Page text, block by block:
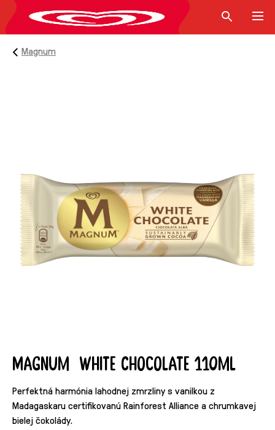
Magnum
Magnum White Chocolate 110ml
Perfektná harmónia lahodnej zmrzliny s vanilkou z
Madagaskaru certifikovanú Rainforest Alliance a chrumkavej
bielej čokolády.